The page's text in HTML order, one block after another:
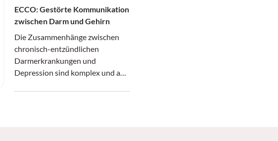
ECCO: Gestörte Kommunikation
zwischen Darm und Gehirn
Die Zusammenhänge zwischen
chronisch-entzündlichen
Darmerkrankungen und
Depression sind komplex und auf